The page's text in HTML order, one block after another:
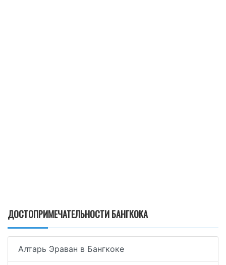
ДОСТОПРИМЕЧАТЕЛЬНОСТИ БАНГКОКА
Алтарь Эраван в Бангкоке